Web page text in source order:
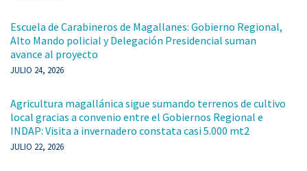
Escuela de Carabineros de Magallanes: Gobierno Regional,
Alto Mando policial y Delegación Presidencial suman
avance al proyecto
JULIO 24, 2026
Agricultura magallánica sigue sumando terrenos de cultivo
local gracias a convenio entre el Gobiernos Regional e
INDAP: Visita a invernadero constata casi 5.000 mt2
JULIO 22, 2026